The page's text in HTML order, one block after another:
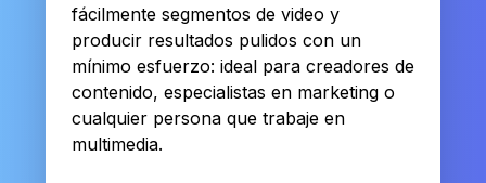
fácilmente segmentos de video y
producir resultados pulidos con un
mínimo esfuerzo: ideal para creadores de
contenido, especialistas en marketing o
cualquier persona que trabaje en
multimedia.